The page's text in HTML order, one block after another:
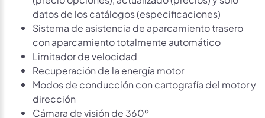
datos de los catálogos (especificaciones)
Sistema de asistencia de aparcamiento trasero
con aparcamiento totalmente automático
Limitador de velocidad
Recuperación de la energía motor
Modos de conducción con cartografía del motor y
dirección
Cámara de visión de 360º